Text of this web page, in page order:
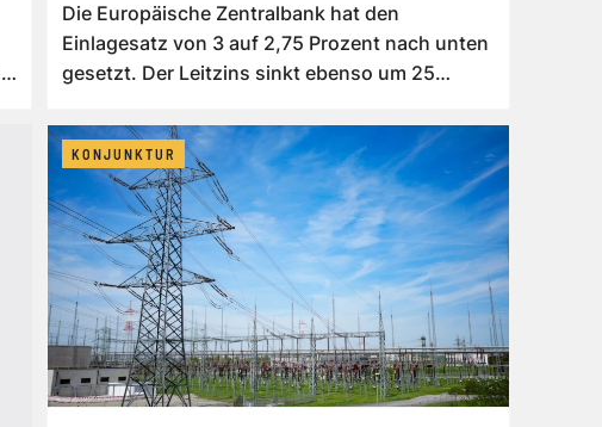
Die Europäische Zentralbank hat den
Einlagesatz von 3 auf 2,75 Prozent nach unten
gesetzt. Der Leitzins sinkt ebenso um 25
KONJUNKTUR